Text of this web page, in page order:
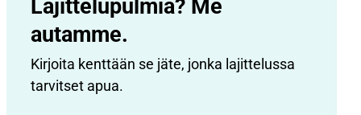
Lajittelupulmia? Me
autamme.
Kirjoita kenttään se jäte, jonka lajittelussa
tarvitset apua.